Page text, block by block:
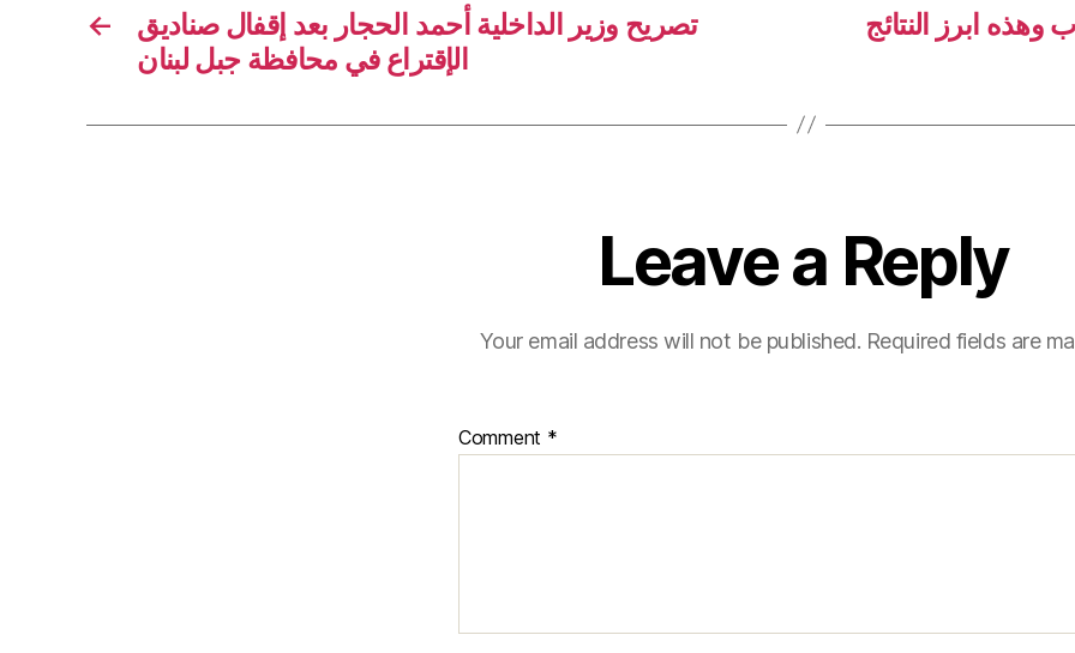
←
تصريح وزير الداخلية أحمد الحجار بعد إقفال صناديق
الإقتراع في محافظة جبل لبنان
ابرز النتائج
Leave a Reply
Your email address will not be published. Required fields are
Comment *